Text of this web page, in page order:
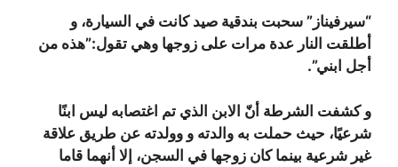
“سيرفيناز” سحبت بندقية صيد كانت في السيارة، و
أطلقت النار عدة مرات على زوجها وهي تقول:”هذه من
أجل ابني”.
و كشفت الشرطة أنّ الابن الذي تم اغتصابه ليس ابنًا
شرعيًا، حيث حملت به والدته و وولدته عن طريق علاقة
غير شرعية بينما كان زوجها في السجن، إلا أنهما قاما